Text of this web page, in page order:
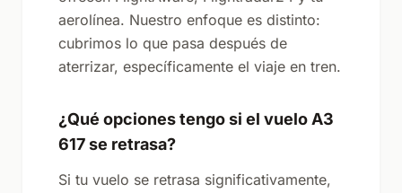
aerolínea. Nuestro enfoque es distinto:
cubrimos lo que pasa después de
aterrizar, específicamente el viaje en tren.
¿Qué opciones tengo si el vuelo A3
617 se retrasa?
Si tu vuelo se retrasa significativamente,